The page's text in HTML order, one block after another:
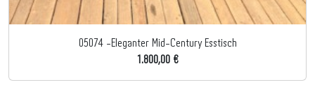
05074 -Eleganter Mid-Century Esstisch
1.800,00 €